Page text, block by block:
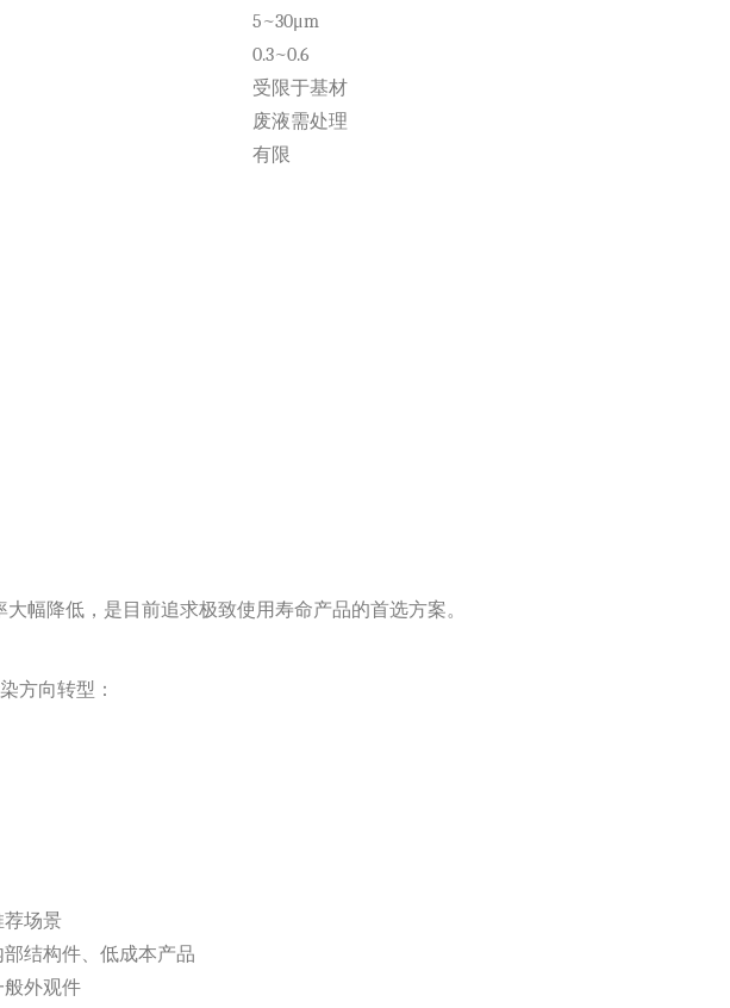
5~30μm
0.3~0.6
受限于基材
废液需处理
有限
幅降低，是目前追求极致使用寿命产品的首选方案。
方向转型：
荐场景
部结构件、低成本产品
般外观件